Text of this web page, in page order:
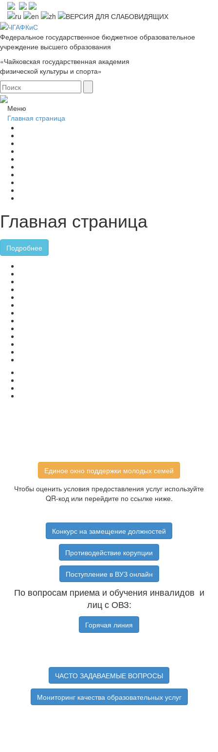
Федеральное государственное бюджетное образовательное
учреждение высшего образования
«Чайковская государственная академия
физической культуры и спорта»
Меню
Главная страница
Главная страница
Подробнее
Единое окно поддержки молодых семей
Чтобы оценить условия предоставления услуг используйте
QR-код или перейдите по ссылке ниже.
Конкурс на замещение должностей
Противодействие корупции
Поступление в ВУЗ онлайн
По вопросам приема и обучения инвалидов и
лиц с ОВЗ:
Горячая линия
ЧАСТО ЗАДАВАЕМЫЕ ВОПРОСЫ
Мониторинг качества образовательных услуг